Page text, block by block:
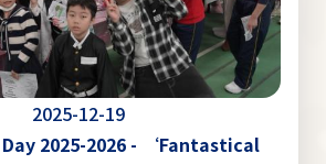
2025-12-19
2025-2026 - ‘Fantastical